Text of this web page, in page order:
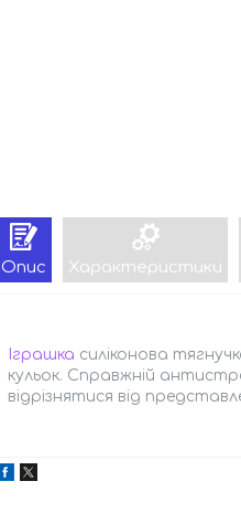
Опис Характеристики
Іграшка силіконова
кульок. Справжній
відрізнятися від